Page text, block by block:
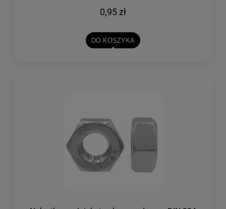
0,95 zł
DO KOSZYKA